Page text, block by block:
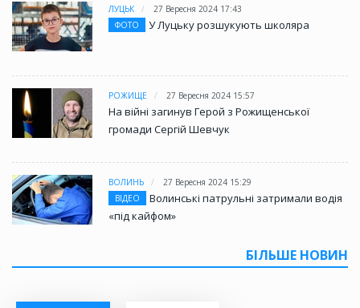
ЛУЦЬК
27 Вересня 2024 17:43
ФОТО
У Луцьку розшукують школяра
РОЖИЩЕ 27 Вересня 2024 15:57
На війні загинув Герой з Рожищенської
громади Сергій Шевчук
ВОЛИНЬ
27 Вересня 2024 15:29
ВІДЕО
Волинські патрульні затримали водія
«під кайфом»
БІЛЬШЕ НОВИН